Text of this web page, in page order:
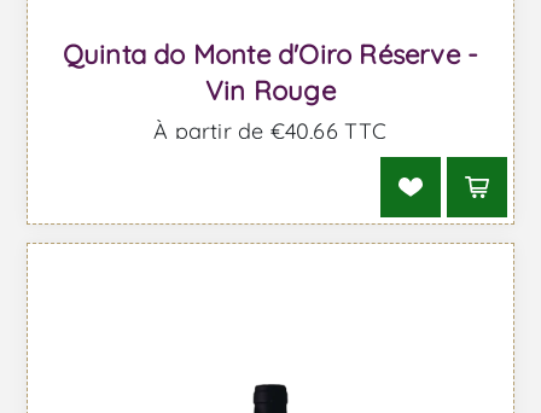
Quinta do Monte d'Oiro Réserve -
Vin Rouge
À partir de €40,66 TTC